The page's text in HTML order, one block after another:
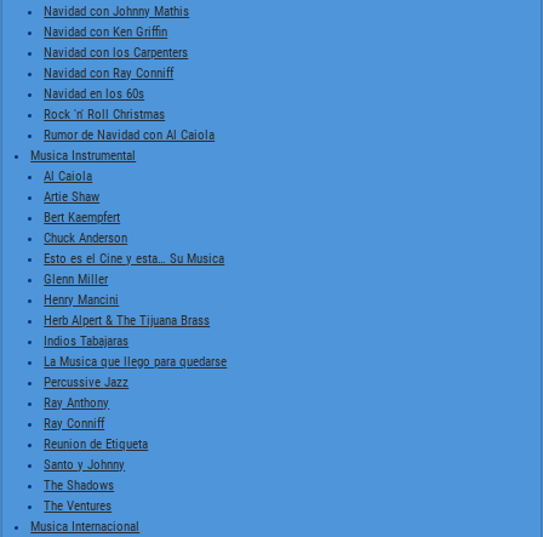
Navidad con Johnny Mathis
Navidad con Ken Griffin
Navidad con los Carpenters
Navidad con Ray Conniff
Navidad en los 60s
Rock 'n' Roll Christmas
Rumor de Navidad con Al Caiola
Musica Instrumental
Al Caiola
Artie Shaw
Bert Kaempfert
Chuck Anderson
Esto es el Cine y esta… Su Musica
Glenn Miller
Henry Mancini
Herb Alpert & The Tijuana Brass
Indios Tabajaras
La Musica que llego para quedarse
Percussive Jazz
Ray Anthony
Ray Conniff
Reunion de Etiqueta
Santo y Johnny
The Shadows
The Ventures
Musica Internacional